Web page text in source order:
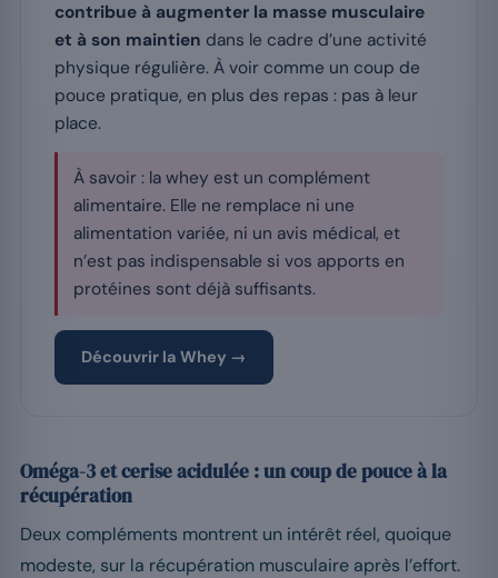
contribue à augmenter la masse musculaire
et à son maintien dans le cadre d’une activité
physique régulière. À voir comme un coup de
pouce pratique, en plus des repas : pas à leur
place.
À savoir : la whey est un complément
alimentaire. Elle ne remplace ni une
alimentation variée, ni un avis médical, et
n’est pas indispensable si vos apports en
protéines sont déjà suffisants.
Découvrir la Whey →
Oméga-3 et cerise acidulée : un coup de pouce à la
récupération
Deux compléments montrent un intérêt réel, quoique
modeste, sur la récupération musculaire après l’effort.